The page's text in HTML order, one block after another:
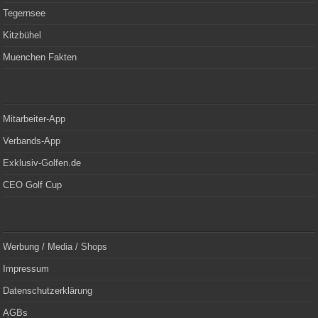
Tegernsee
Kitzbühel
Muenchen Fakten
Mitarbeiter-App
Verbands-App
Exklusiv-Golfen.de
CEO Golf Cup
Werbung / Media / Shops
Impressum
Datenschutzerklärung
AGBs